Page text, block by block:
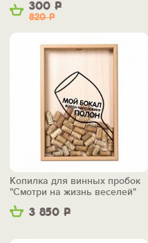
300 Р
820Р
3 850 Р
Копилка для винных пробок
"Смотри на жизнь веселей"